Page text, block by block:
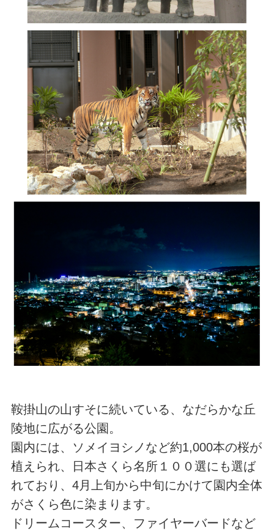
鞍掛山の山すそに続いている、なだらかな丘
陵地に広がる公園。
園内には、ソメイヨシノなど約1,000本の桜が
植えられ、日本さくら名所１００選にも選ば
れており、4月上旬から中旬にかけて園内全体
がさくら色に染まります。
ドリームコースター、ファイヤーバードなど